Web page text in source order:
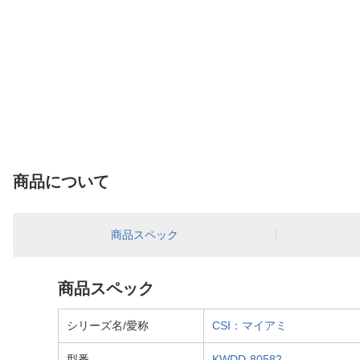
商品について
商品スペック
商品スペック
シリーズ名/愛称 CSI：マイアミ